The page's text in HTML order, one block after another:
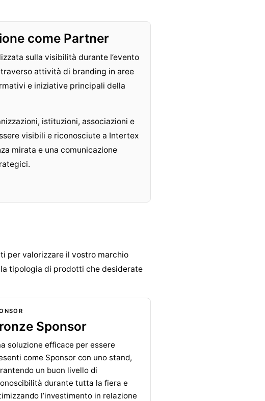
come Partner
sulla visibilità durante l’evento
attività di branding in aree
e iniziative principali della
istituzioni, associazioni e
visibili e riconosciute a Intertex
mirata e una comunicazione
per valorizzare il vostro marchio
tipologia di prodotti che desiderate
Sponsor
soluzione efficace per essere
come Sponsor con uno stand,
un buon livello di
durante tutta la fiera e
l’investimento in relazione